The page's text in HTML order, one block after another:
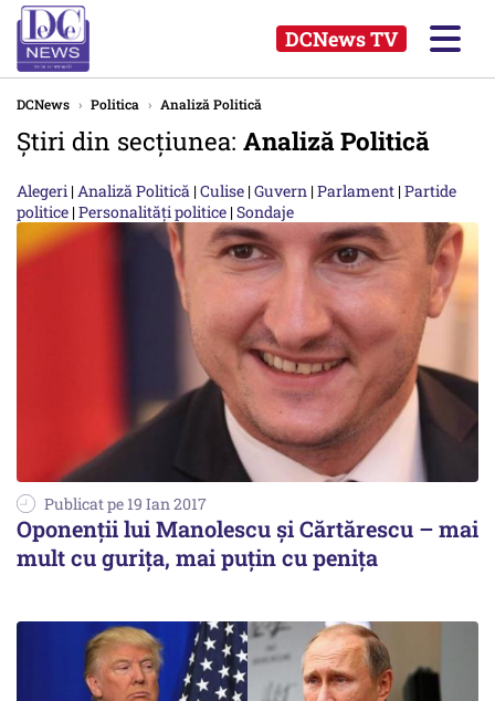
DCNews TV
DCNews › Politica › Analiză Politică
Știri din secțiunea: Analiză Politică
Alegeri |Analiză Politică |Culise |Guvern |Parlament |Partide
politice |Personalități politice |Sondaje
Publicat pe 19 Ian 2017
Oponenții lui Manolescu și Cărtărescu – mai
mult cu gurița, mai puțin cu penița